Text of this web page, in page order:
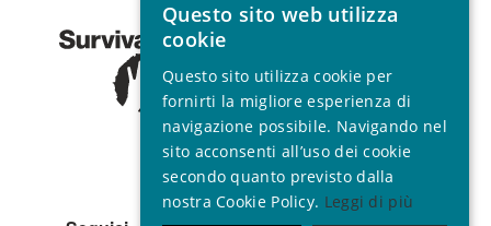
Registro Persone
1521 Registered
charity no. 267444 ©
2001 - 2026
Tutti i diritti riservati.
ENGLISH
SPANISH
FRENCH
ITALIAN
PORTUGUESE
Questo sito web utilizza
cookie
Questo sito utilizza cookie per
fornirti la migliore esperienza di
navigazione possibile. Navigando nel
sito acconsenti all’uso dei cookie
secondo quanto previsto dalla
nostra Cookie Policy. Leggi di più